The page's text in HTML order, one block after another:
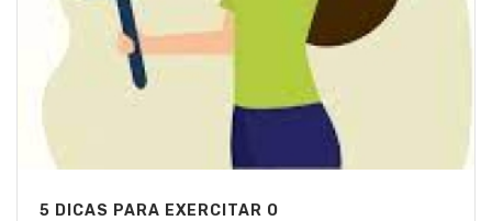
5 DICAS PARA EXERCITAR O